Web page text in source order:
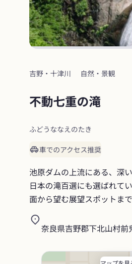
吉野・十津川 自然・景観
不動七重の滝
ふどうななえのたき
車でのアクセス推奨
池原ダムの上流にある、深
日本の滝百選にも選ばれて
面から望む展望スポットま
奈良県吉野郡下北山村前